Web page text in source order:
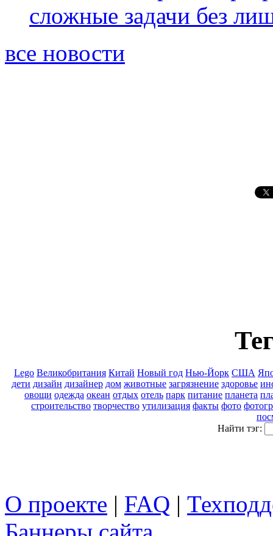
сложные задачи без
все новости
Lego Великобритания Китай Новый год Нью-Йорк США
дети дизайн дизайнер дом животные загрязнение здоровье
овощи одежда океан отдых отель парк питание планета
строительство творчество утилизация факты фото
Найти тэг:
О проекте | FAQ |